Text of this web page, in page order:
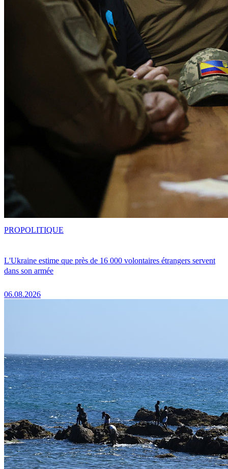
L'Ukraine estime que près de 16 000 volontaires étrangers servent
dans son armée
06.08.2026
PROPOLITIQUE